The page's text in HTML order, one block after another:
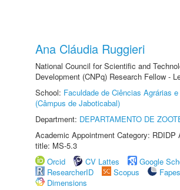
Ana Cláudia Ruggieri
National Council for Scientific and
Development (CNPq) Research Fellow -
School: Faculdade de Ciências Agrárias
(Câmpus de Jaboticabal)
Department: DEPARTAMENTO DE
Academic Appointment Category: RDIDP
title: MS-5.3
Orcid
CV Lattes
Google
ResearcherID
Scopus
Dimensions